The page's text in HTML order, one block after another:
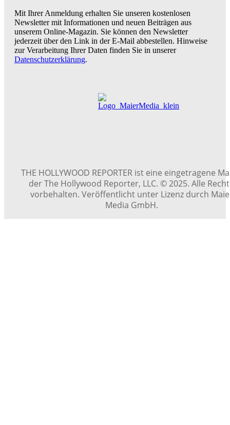
Mit Ihrer Anmeldung erhalten Sie unseren kostenlosen
Newsletter mit Informationen und neuen Beiträgen aus
unserem Online-Magazin. Sie können den Newsletter
jederzeit über den Link in der E-Mail abbestellen. Hinweise
zur Verarbeitung Ihrer Daten finden Sie in unserer
Datenschutzerklärung.
THE HOLLYWOOD REPORTER ist eine eingetragene
der The Hollywood Reporter, LLC. © 2025. Alle
vorbehalten. Veröffentlicht unter Lizenz durch
Media GmbH.